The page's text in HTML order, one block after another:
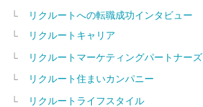
リクルートへの転職成功インタビュー
リクルートキャリア
リクルートマーケティングパートナーズ
リクルート住まいカンパニー
リクルートライフスタイル